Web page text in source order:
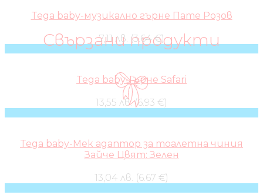
Свързани продукти
Tega baby-музикално гърне Пате Розов
7,11 лв. (3.64 €)
Tega baby-Гърне Safari
13,55 лв. (6.93 €)
Tega baby-Мек адаптор за тоалетна чиния
Зайче Цвят: Зелен
13,04 лв. (6.67 €)